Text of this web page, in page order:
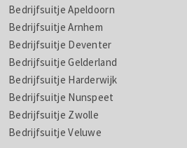
Bedrijfsuitje Apeldoorn
Bedrijfsuitje Arnhem
Bedrijfsuitje Deventer
Bedrijfsuitje Gelderland
Bedrijfsuitje Harderwijk
Bedrijfsuitje Nunspeet
Bedrijfsuitje Zwolle
Bedrijfsuitje Veluwe